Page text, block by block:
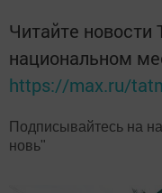
Читайте новости
национальном
https://max.ru/
Подписывайтесь на
новь"